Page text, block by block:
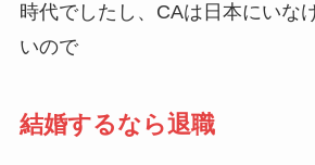
時代でしたし、CAは日本にいな
いので
結婚するなら退職